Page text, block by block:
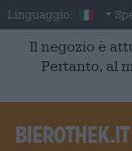
Skip to main content
Linguaggio:
Il negozio è
Pertanto, al